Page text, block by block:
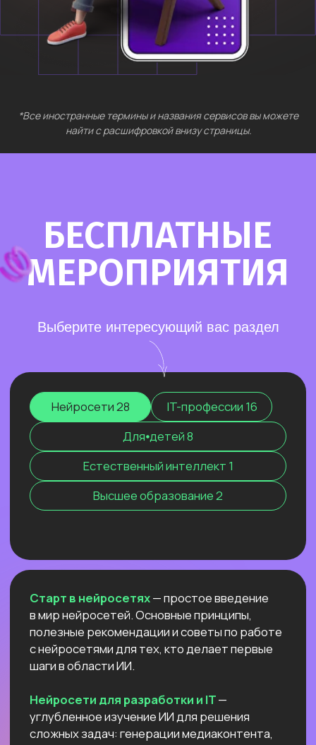
Выберите интересующий вас раздел
КАК ПОСТРОИТЬ ДОП.
ДОХОДА И ПОДСТРАХОВАТЬСЯ
ПОКА РЫНОК ТРУДА
ЛИХОРАДИТ?
в 2026 и раскроем данные нашего
большого исследования!
Узнать подробнее
ОТКРЫТЫЙ УРОК
РОССИЙСКИЕ НЕЙРОСЕТИ:
ЛУЧШИЕ ОБНОВЛЕНИЯ
полезные рекомендации и советы по работе
с нейросетями для тех, кто делает первые
шаги в области ИИ.
Нейросети для разработки и IT
—
углубленное изучение ИИ для решения
автономных систем.
Нейросети для профессий вне IT
инструменты для автоматизации, анализа
данных и повышения эффективности.
текстов и изображений до оптимизации
рутинных процессов.
Нейросети для разработки и IT
Нейросети для профессий вне IT
IT-профессии 16
Высшее образование 2